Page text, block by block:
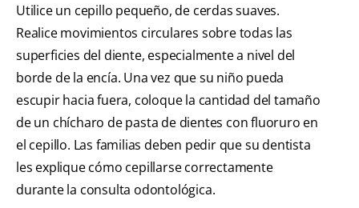
Utilice un cepillo pequeño, de cerdas suaves.
Realice movimientos circulares sobre todas las
superficies del diente, especialmente a nivel del
borde de la encía. Una vez que su niño pueda
escupir hacia fuera, coloque la cantidad del tamaño
de un chícharo de pasta de dientes con fluoruro en
el cepillo. Las familias deben pedir que su dentista
les explique cómo cepillarse correctamente
durante la consulta odontológica.